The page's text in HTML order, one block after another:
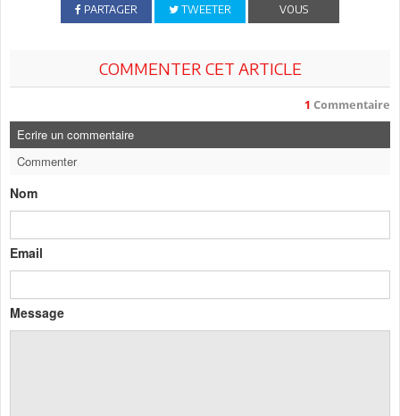
PARTAGER TWEETER
VOUS
COMMENTER CET ARTICLE
1 Commentaire
Ecrire un commentaire
Commenter
Nom
Email
Message